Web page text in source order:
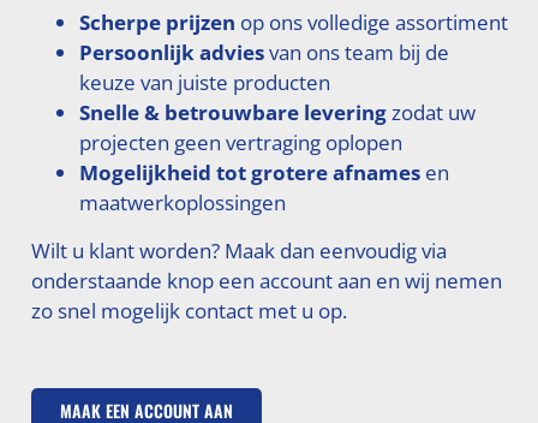
Scherpe prijzen op ons volledige assortiment
Persoonlijk adviesvan ons team bij de
keuze van juiste producten
Snelle & betrouwbare leveringzodat uw
projecten geen vertraging oplopen
Mogelijkheid tot grotere afnamesen
maatwerkoplossingen
Wilt u klant worden? Maak dan eenvoudig via
onderstaande knop een account aan en wij nemen
zo snel mogelijk contact met u op.
MAAK EEN ACCOUNT AAN